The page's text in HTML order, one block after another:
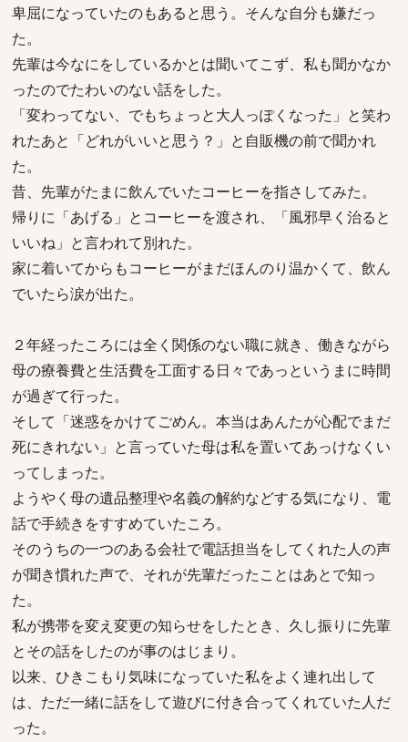
卑屈になっていたのもあると思う。そんな自分も嫌だっ
た。
先輩は今なにをしているかとは聞いてこず、私も聞かなか
ったのでたわいのない話をした。
「変わってない、でもちょっと大人っぽくなった」と笑わ
れたあと「どれがいいと思う？」と自販機の前で聞かれ
た。
昔、先輩がたまに飲んでいたコーヒーを指さしてみた。
帰りに「あげる」とコーヒーを渡され、「風邪早く治ると
いいね」と言われて別れた。
家に着いてからもコーヒーがまだほんのり温かくて、飲ん
でいたら涙が出た。
２年経ったころには全く関係のない職に就き、働きながら
母の療養費と生活費を工面する日々であっというまに時間
が過ぎて行った。
そして「迷惑をかけてごめん。本当はあんたが心配でまだ
死にきれない」と言っていた母は私を置いてあっけなくい
ってしまった。
ようやく母の遺品整理や名義の解約などする気になり、電
話で手続きをすすめていたころ。
そのうちの一つのある会社で電話担当をしてくれた人の声
が聞き慣れた声で、それが先輩だったことはあとで知っ
た。
私が携帯を変え変更の知らせをしたとき、久し振りに先輩
とその話をしたのが事のはじまり。
以来、ひきこもり気味になっていた私をよく連れ出して
は、ただ一緒に話をして遊びに付き合ってくれていた人だ
った。